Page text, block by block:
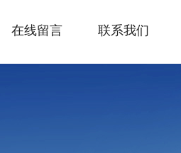
在线留言 联系我们